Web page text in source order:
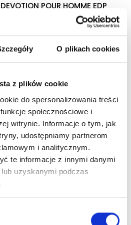
O plikach cookies
z plików cookie
do spersonalizowania treści
społecznościowe i
witrynie. Informacje o tym, jak
udostępniamy partnerom
i analitycznym.
te informacje z innymi danymi
uzyskanymi podczas
POUR HOMME EDP
się
z autoryzowanej
w Polsce